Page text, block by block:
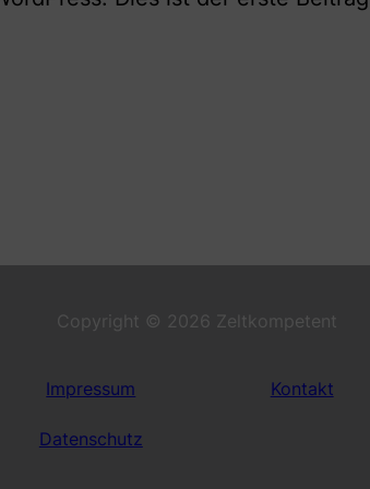
Copyright © 2026 Zeltkompetent
Impressum
Datenschutz
Kontakt